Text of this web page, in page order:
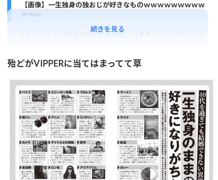
【画像】一生独身の独おじが好きなものｗｗｗｗｗｗｗｗｗ
ｗｗｗ
以下、？ちゃんねるからVIPがお送りします
殆どがVIPPERに当てはまってて草
続きを見る